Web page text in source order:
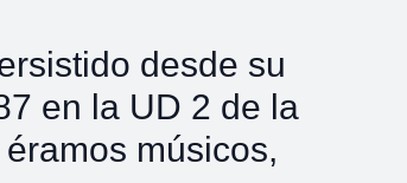
desde su
en la UD 2 de la
músicos,